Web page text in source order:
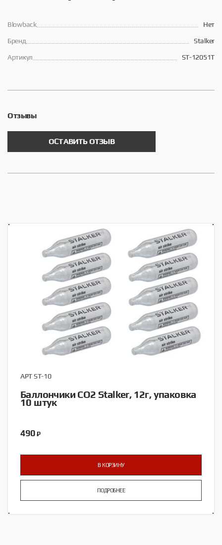
Blowback Нет
Брeнд Stalker
Артикул ST-12051T
Отзывы
ОСТАВИТЬ ОТЗЫВ
АРТ ST-10
Баллончики CO2 Stalker, 12г, упаковка
10 штук
490 ₽
В КОРЗИНУ
ПОДРОБНЕЕ